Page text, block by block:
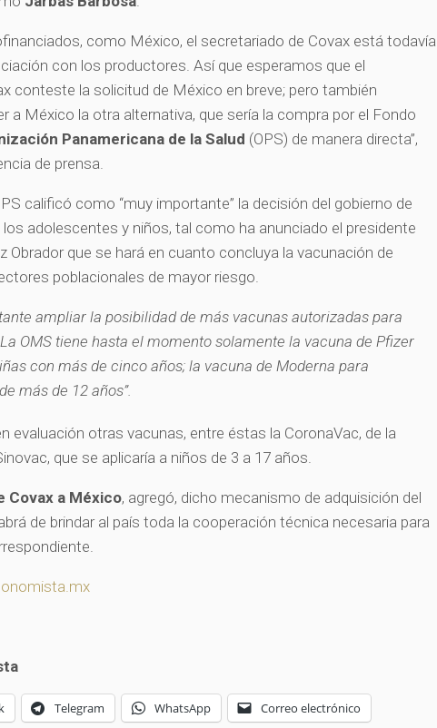
como México, el secretariado de Covax está todavía
con los productores. Así que esperamos que el
conteste la solicitud de México en breve; pero también
a México la otra alternativa, que sería la compra por el Fondo
Panamericana de la Salud (OPS) de manera directa”,
de prensa.
calificó como “muy importante” la decisión del gobierno de
adolescentes y niños, tal como ha anunciado el presidente
Obrador que se hará en cuanto concluya la vacunación de
poblacionales de mayor riesgo.
ampliar la posibilidad de más vacunas autorizadas para
OMS tiene hasta el momento solamente la vacuna de Pfizer
con más de cinco años; la vacuna de Moderna para
más de 12 años”.
evaluación otras vacunas, entre éstas la CoronaVac, de la
que se aplicaría a niños de 3 a 17 años.
Covax a México, agregó, dicho mecanismo de adquisición del
de brindar al país toda la cooperación técnica necesaria para
Telegram WhatsApp Correo electrónico